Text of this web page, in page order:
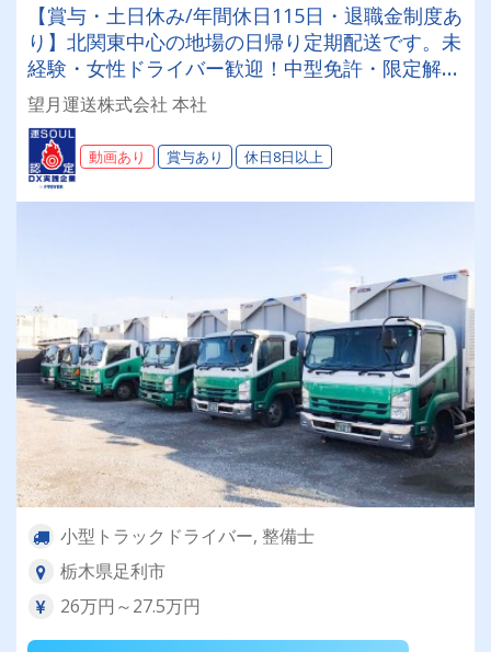
【賞与・土日休み/年間休日115日・退職金制度あ
り】北関東中心の地場の日帰り定期配送です。未
経験・女性ドライバー歓迎！中型免許・限定解除
講習支援制度あり！トレーニングルーム完備◎
望月運送株式会社 本社
動画あり 賞与あり 休日8日以上
小型トラックドライバー, 整備士
栃木県足利市
26万円～27.5万円